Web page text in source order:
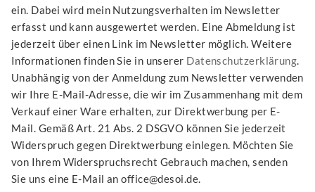
ein. Dabei wird mein Nutzungsverhalten im Newsletter
erfasst und kann ausgewertet werden. Eine Abmeldung ist
jederzeit über einen Link im Newsletter möglich. Weitere
Informationen finden Sie in unserer Datenschutzerklärung.
Unabhängig von der Anmeldung zum Newsletter verwenden
wir Ihre E-Mail-Adresse, die wir im Zusammenhang mit dem
Verkauf einer Ware erhalten, zur Direktwerbung per E-
Mail. Gemäß Art. 21 Abs. 2 DSGVO können Sie jederzeit
Widerspruch gegen Direktwerbung einlegen. Möchten Sie
von Ihrem Widerspruchsrecht Gebrauch machen, senden
Sie uns eine E-Mail an office@desoi.de.